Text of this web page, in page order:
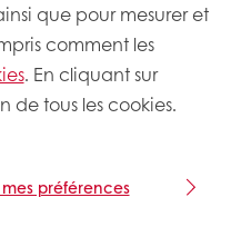
que pour mesurer et
comment les
. En cliquant sur
de tous les cookies.
préférences